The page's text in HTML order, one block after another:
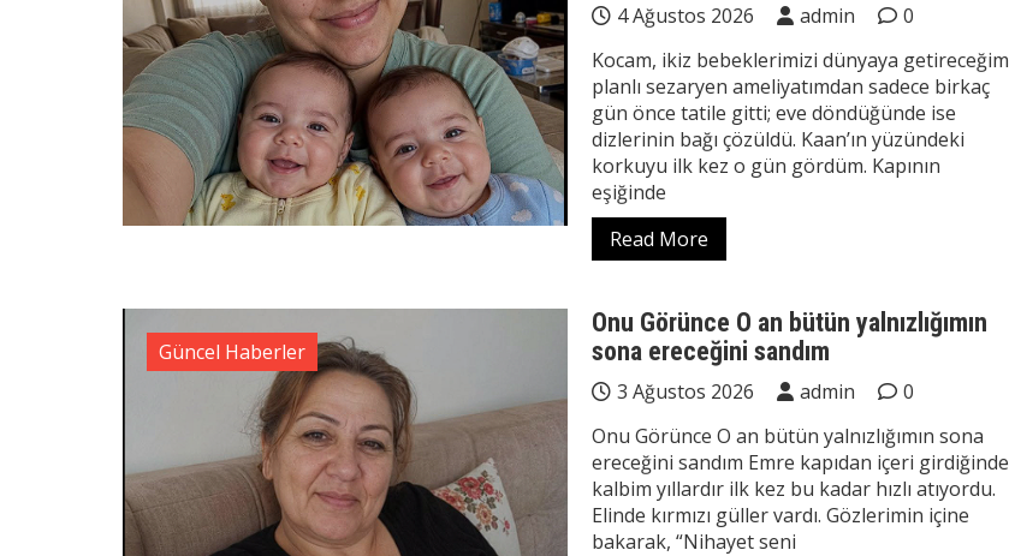
4 Ağustos 2026 admin
0
Kocam, ikiz bebeklerimizi dünyaya getireceğim
planlı sezaryen ameliyatımdan sadece birkaç
gün önce tatile gitti; eve döndüğünde ise
dizlerinin bağı çözüldü. Kaan’ın yüzündeki
korkuyu ilk kez o gün gördüm. Kapının
eşiğinde
Read More
Güncel Haberler
Onu Görünce O an bütün yalnızlığımın
sona ereceğini sandım
3 Ağustos 2026 admin
0
Onu Görünce O an bütün yalnızlığımın sona
ereceğini sandım Emre kapıdan içeri girdiğinde
kalbim yıllardır ilk kez bu kadar hızlı atıyordu.
Elinde kırmızı güller vardı. Gözlerimin içine
bakarak, “Nihayet seni